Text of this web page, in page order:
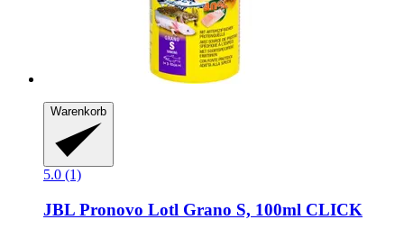
Warenkorb
5.0 (1)
JBL Pronovo Lotl Grano S, 100ml CLICK